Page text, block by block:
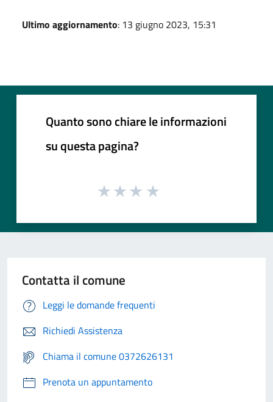
Ultimo aggiornamento: 13 giugno 2023, 15:31
Quanto sono chiare le informazioni
su questa pagina?
Contatta il comune
Leggi le domande frequenti
Richiedi Assistenza
Chiama il comune 0372626131
Prenota un appuntamento